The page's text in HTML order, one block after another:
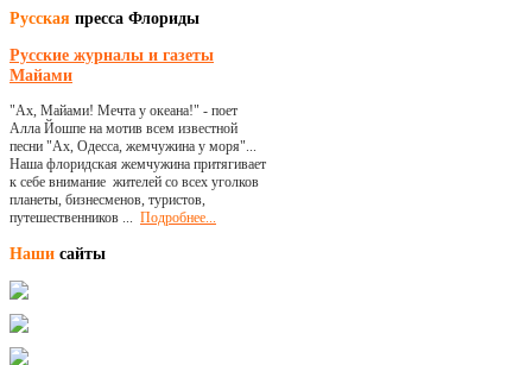
Русская пресса Флориды
Русские журналы и газеты
Майами
"Ах, Майами! Мечта у океана!" - поет
Алла Йошпе на мотив всем известной
песни "Ах, Одесса, жемчужина у моря"...
Наша флоридская жемчужина притягивает
к себе внимание жителей со всех уголков
планеты, бизнесменов, туристов,
путешественников ... Подробнее...
Наши сайты